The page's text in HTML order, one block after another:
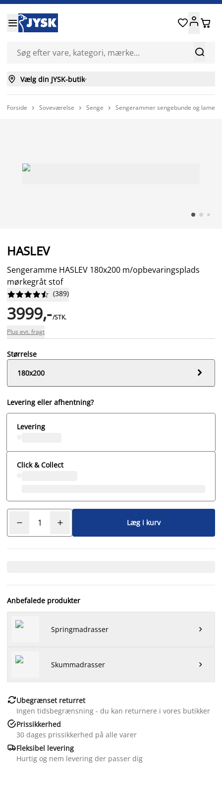


 
 Vælg din JYSK-butik
Forside  Soveværelse  Senge  Sengerammer sengebunde og
HASLEV
Sengeramme HASLEV 180x200 m/opbevaringsplads
mørkegråt stof





 (389)
3999,-/STK.
Plus evt. fragt
Størrelse
180x200

Levering eller afhentning?
Levering
Click & Collect
Læg i kurv
Anbefalede produkter
Springmadrasser 
Skummadrasser 
Ubegrænset returret
Ingen tidsbegrænsning - du kan returnere i vores butikker
Prissikkerhed
30 dages prissikkerhed på alle varer
Fleksibel levering
Hurtig og nem levering der passer dig